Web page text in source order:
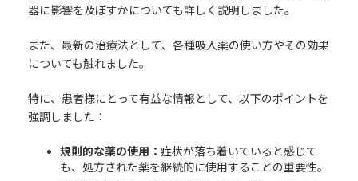
器に影響を及ぼすかについても詳しく説明しました。
また、最新の治療法として、各種吸入薬の使い方やその効果
についても触れました。
特に、患者様にとって有益な情報として、以下のポイントを
強調しました：
規則的な薬の使用： 症状が落ち着いていると感じて
も、処方された薬を継続的に使用することの重要性。